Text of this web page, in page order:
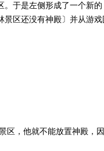
。于是左侧形成了一个新
景区还没有神殿〕并从游
区，他就不能放置神殿，